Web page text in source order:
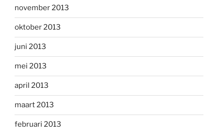
november 2013
oktober 2013
juni 2013
mei 2013
april 2013
maart 2013
februari 2013